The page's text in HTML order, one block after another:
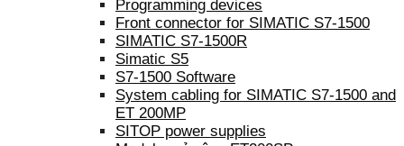
Programming devices
Front connector for SIMATIC S7-1500
SIMATIC S7-1500R
Simatic S5
S7-1500 Software
System cabling for SIMATIC S7-1500 and
ET 200MP
SITOP power supplies